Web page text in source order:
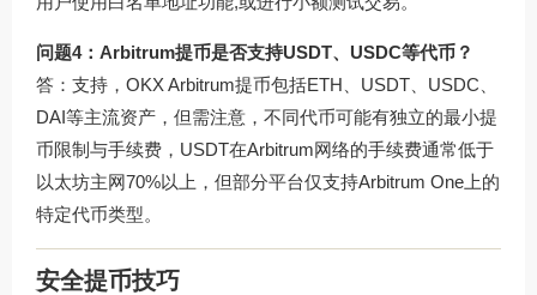
问题4：Arbitrum提币是否支持USDT、USDC等代币？
答：支持，OKX Arbitrum提币包括ETH、USDT、USDC、
DAI等主流资产，但需注意，不同代币可能有独立的最小提
币限制与手续费，USDT在Arbitrum网络的手续费通常低于
以太坊主网70%以上，但部分平台仅支持Arbitrum One上的
特定代币类型。
安全提币技巧